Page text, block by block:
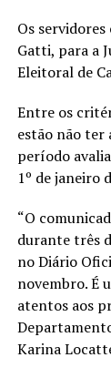
Os
Gatti, para a
Eleitoral de
Entre os
estão não ter
período
1º de janeiro
“O
durante três
no Diário
novembro. É
atentos aos
Karina